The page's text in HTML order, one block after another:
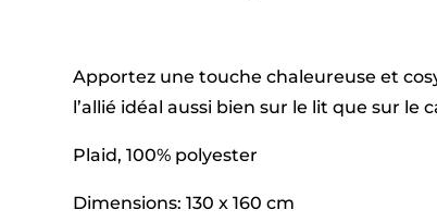
Apportez une touche chaleureuse et
l’allié idéal aussi bien sur le lit que sur
Plaid, 100% polyester
Dimensions: 130 x 160 cm